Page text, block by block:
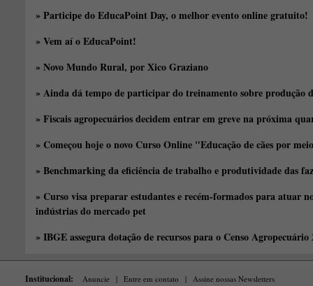
» Participe do EducaPoint Day, o melhor evento online gratuito!
» Vem aí o EducaPoint!
» Novo Mundo Rural, por Xico Graziano
» Ainda dá tempo de participar do treinamento sobre produção
» Fiscais agropecuários decidem entrar em greve na próxima
» Começou hoje o novo Curso Online "Educação de cães por
» Benchmarking da eficiência de trabalho e produtividade das
» Curso visa preparar estudantes e recém-formados para atuar
indústrias do mercado pet
» IBGE assegura dotação de recursos para o Censo Agropecuário
Institucional: Anuncie | Entre em contato | Assine nossas Newsletters